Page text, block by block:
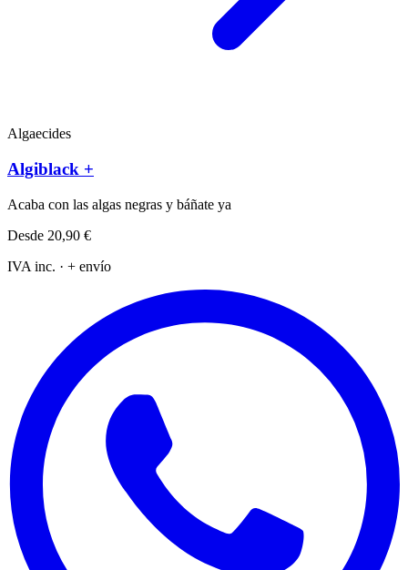
Algaecides
Algiblack +
Acaba con las algas negras y báñate ya
Desde 20,90 €
IVA inc. · + envío